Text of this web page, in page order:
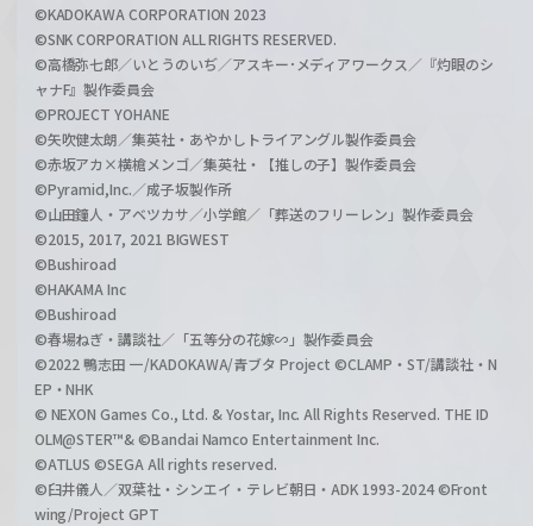
©KADOKAWA CORPORATION 2023
©SNK CORPORATION ALL RIGHTS RESERVED.
©高橋弥七郎／いとうのいぢ／アスキー･メディアワークス／『灼眼のシ
ャナF』製作委員会
©PROJECT YOHANE
©矢吹健太朗／集英社・あやかしトライアングル製作委員会
©赤坂アカ×横槍メンゴ／集英社・【推しの子】製作委員会
©Pyramid,Inc.／成子坂製作所
©山田鐘人・アベツカサ／小学館／「葬送のフリーレン」製作委員会
©2015, 2017, 2021 BIGWEST
©Bushiroad
©HAKAMA Inc
©Bushiroad
©春場ねぎ・講談社／「五等分の花嫁∽」製作委員会
©2022 鴨志田 一/KADOKAWA/青ブタ Project ©CLAMP・ST/講談社・N
EP・NHK
© NEXON Games Co., Ltd. & Yostar, Inc. All Rights Reserved. THE ID
OLM@STER™& ©Bandai Namco Entertainment Inc.
©ATLUS ©SEGA All rights reserved.
©臼井儀人／双葉社・シンエイ・テレビ朝日・ADK 1993-2024 ©Front
wing/Project GPT